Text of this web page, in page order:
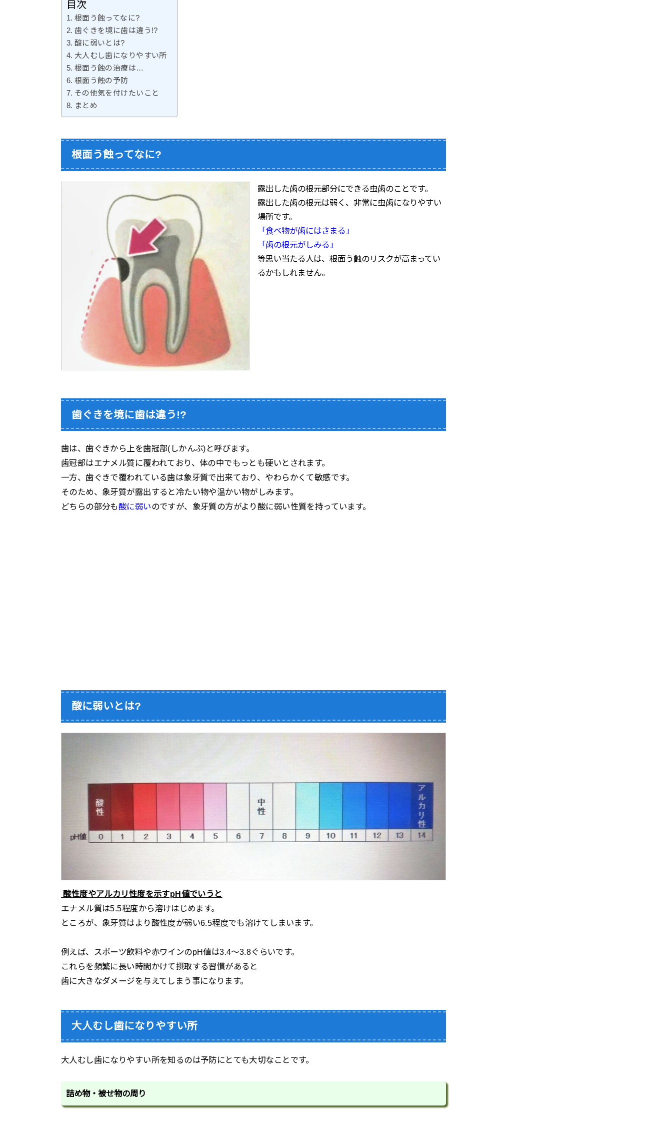
目次
根面う蝕ってなに?
歯ぐきを境に歯は違う!?
酸に弱いとは?
大人むし歯になりやすい所
根面う蝕の治療は…
根面う蝕の予防
その他気を付けたいこと
まとめ
根面う蝕ってなに?
露出した歯の根元部分にできる虫歯のことです。
露出した歯の根元は弱く、非常に虫歯になりやすい
場所です。
「食べ物が歯にはさまる」
「歯の根元がしみる」
等思い当たる人は、根面う蝕のリスクが高まってい
るかもしれません。
歯ぐきを境に歯は違う!?
歯は、歯ぐきから上を歯冠部(しかんぶ)と呼びます。
歯冠部はエナメル質に覆われており、体の中でもっとも硬いとされます。
一方、歯ぐきで覆われている歯は象牙質で出来ており、やわらかくて敏感です。
そのため、象牙質が露出すると冷たい物や温かい物がしみます。
どちらの部分も酸に弱いのですが、象牙質の方がより酸に弱い性質を持っています。
酸に弱いとは?
酸性度やアルカリ性度を示すpH値でいうと
エナメル質は5.5程度から溶けはじめます。
ところが、象牙質はより酸性度が弱い6.5程度でも溶けてしまいます。
例えば、スポーツ飲料や赤ワインのpH値は3.4～3.8ぐらいです。
これらを頻繁に長い時間かけて摂取する習慣があると
歯に大きなダメージを与えてしまう事になります。
大人むし歯になりやすい所
大人むし歯になりやすい所を知るのは予防にとても大切なことです。
詰め物・被せ物の周り